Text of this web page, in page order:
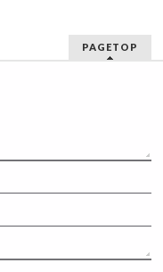
PAGETOP